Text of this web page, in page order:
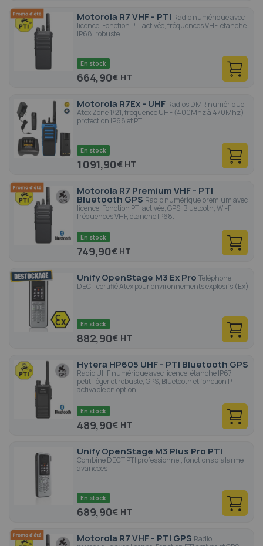
Motorola R7 VHF - PTI Radio numérique avec
licence, Fonction PTI activée, fréquences VHF, étanche
IP68, robuste.
En stock
664,90€
Motorola R7Ex - UHF Radios DMR numérique,
Atex Zone 1/21, fréquence UHF (400Mhz à 470Mhz),
protection IP68 et PTI
En stock
1 091,90€
Motorola R7 Premium VHF - PTI
Bluetooth GPS Radio numérique premium avec
licence, Fonction PTI activée, GPS, Bluetooth, Wi-Fi,
fréquences VHF, étanche IP68.
En stock
749,90€
Unify OpenStage M3 Ex Pro Téléphone
DECT certifié Atex pour environnements explosifs (Ex)
En stock
882,90€
Hytera HP605 UHF - PTI Bluetooth GPS
Radio UHF numérique avec licence, étanche IP67,
petit, léger et robuste, GPS, Bluetooth et fonction PTI
activable en option
En stock
489,90€
Unify OpenStage M3 Plus Pro PTI
Combiné DECT PTI professionnel, fonctions d'alarme
avancées
En stock
689,90€
Motorola R7 VHF - PTI GPS Radio